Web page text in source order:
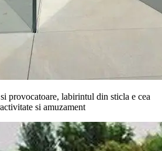
provocatoare, labirintul din sticla e cea
si amuzament